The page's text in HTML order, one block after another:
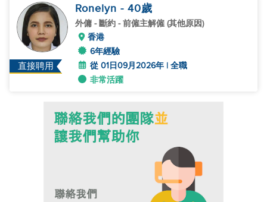
直接聘用
Ronelyn - 40歲
外傭 - 斷約 - 前僱主解僱 (其他原因)
香港
6年經驗
從 01日09月2026年 | 全職
非常活躍